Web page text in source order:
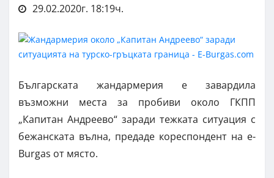
29.02.2020г. 18:19ч.
Българската жандармерия е завардила
възможни места за пробиви около ГКПП
„Капитан Андреево“ заради тежката ситуация с
бежанската вълна, предаде кореспондент на e-
Burgas от място.